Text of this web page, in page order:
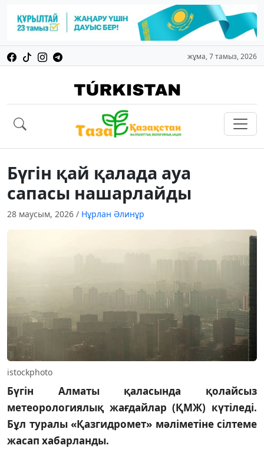
жұма, 7 тамыз, 2026
Бүгін қай қалада ауа
сапасы нашарлайды
28 маусым, 2026 / Нұрлан Әлинұр
istockphoto
Бүгін Алматы қаласында қолайсыз
метеорологиялық жағдайлар (ҚМЖ) күтіледі.
Бұл туралы «Қазгидромет» мәліметіне сілтеме
жасап хабарланды.